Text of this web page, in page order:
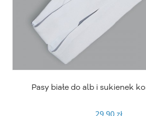
Pasy białe do alb i sukienek